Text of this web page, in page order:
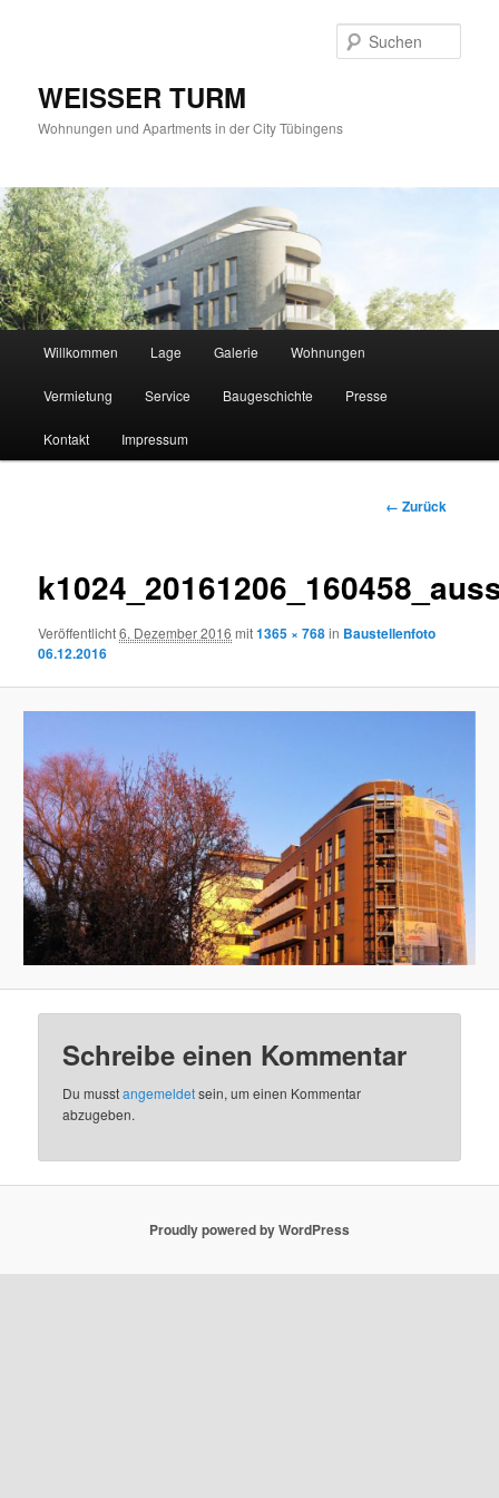
WEISSER TURM
Wohnungen und Apartments in der City Tübingens
Zum
Inhalt
wechseln
Willkommen Lage Galerie Wohnungen
Vermietung Service Baugeschichte Presse
Kontakt Impressum
Bilder-
← Zurück
Veröffentlicht6. Dezember 2016 mit1365 × 768in Baustellenfoto
06.12.2016
Schreibe einen Kommentar
Du musstangemeldetsein, um einen Kommentar
abzugeben.
Proudly powered by WordPress